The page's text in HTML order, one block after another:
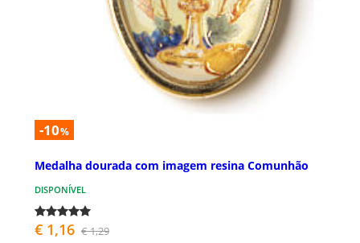
-10%
Medalha dourada com imagem resina Comunhão
DISPONÍVEL
€ 1,16 € 1,29